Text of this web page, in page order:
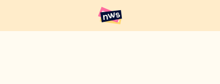
Hoofdpunten VRT NWS